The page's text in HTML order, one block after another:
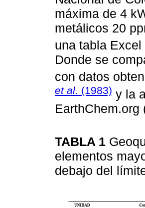
máxima de 4
metálicos 20
una tabla
Donde se
con datos
et al. (1983) y la
EarthChem.org
TABLA 1
elementos
debajo del